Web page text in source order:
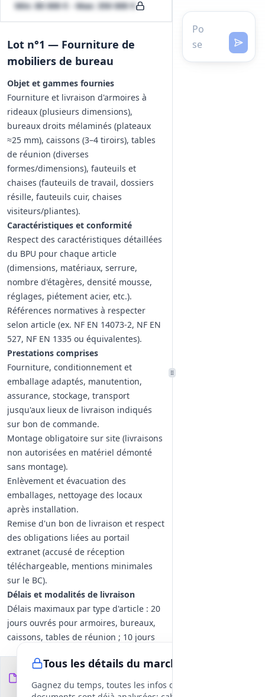
Min: 80 000 € - Max: 350 000 €
Lot n°1 — Fourniture de
mobiliers de bureau
Objet et gammes fournies
Fourniture et livraison d'armoires à
rideaux (plusieurs dimensions),
bureaux droits mélaminés (plateaux
≈25 mm), caissons (3–4 tiroirs), tables
de réunion (diverses
formes/dimensions), fauteuils et
chaises (fauteuils de travail, dossiers
résille, fauteuils cuir, chaises
visiteurs/pliantes).
Caractéristiques et conformité
Respect des caractéristiques détaillées
du BPU pour chaque article
(dimensions, matériaux, serrure,
nombre d'étagères, densité mousse,
réglages, piétement acier, etc.).
Références normatives à respecter
selon article (ex. NF EN 14073‑2, NF EN
527, NF EN 1335 ou équivalentes).
Prestations comprises
Fourniture, conditionnement et
emballage adaptés, manutention,
assurance, stockage, transport
jusqu'aux lieux de livraison indiqués
sur bon de commande.
Montage obligatoire sur site (livraisons
non autorisées en matériel démonté
sans montage).
Enlèvement et évacuation des
emballages, nettoyage des locaux
après installation.
Remise d'un bon de livraison et respect
des obligations liées au portail
extranet (accusé de réception
téléchargeable, mentions minimales
sur le BC).
Délais et modalités de livraison
Délais maximaux par type d'article : 20
jours ouvrés pour armoires, bureaux,
caissons, tables de réunion ; 10 jours
Jours et plages horaires autorisés :
jours ouvrés 08:00–12:00 et 13:30–17:00
; contact préalable obligatoire avec
Tous les détails du marché
Gagnez du temps, toutes les infos des
Documents du
DCE
fichiers